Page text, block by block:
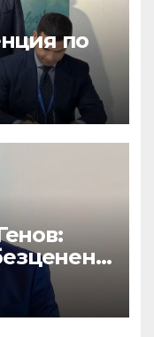
по
пазим